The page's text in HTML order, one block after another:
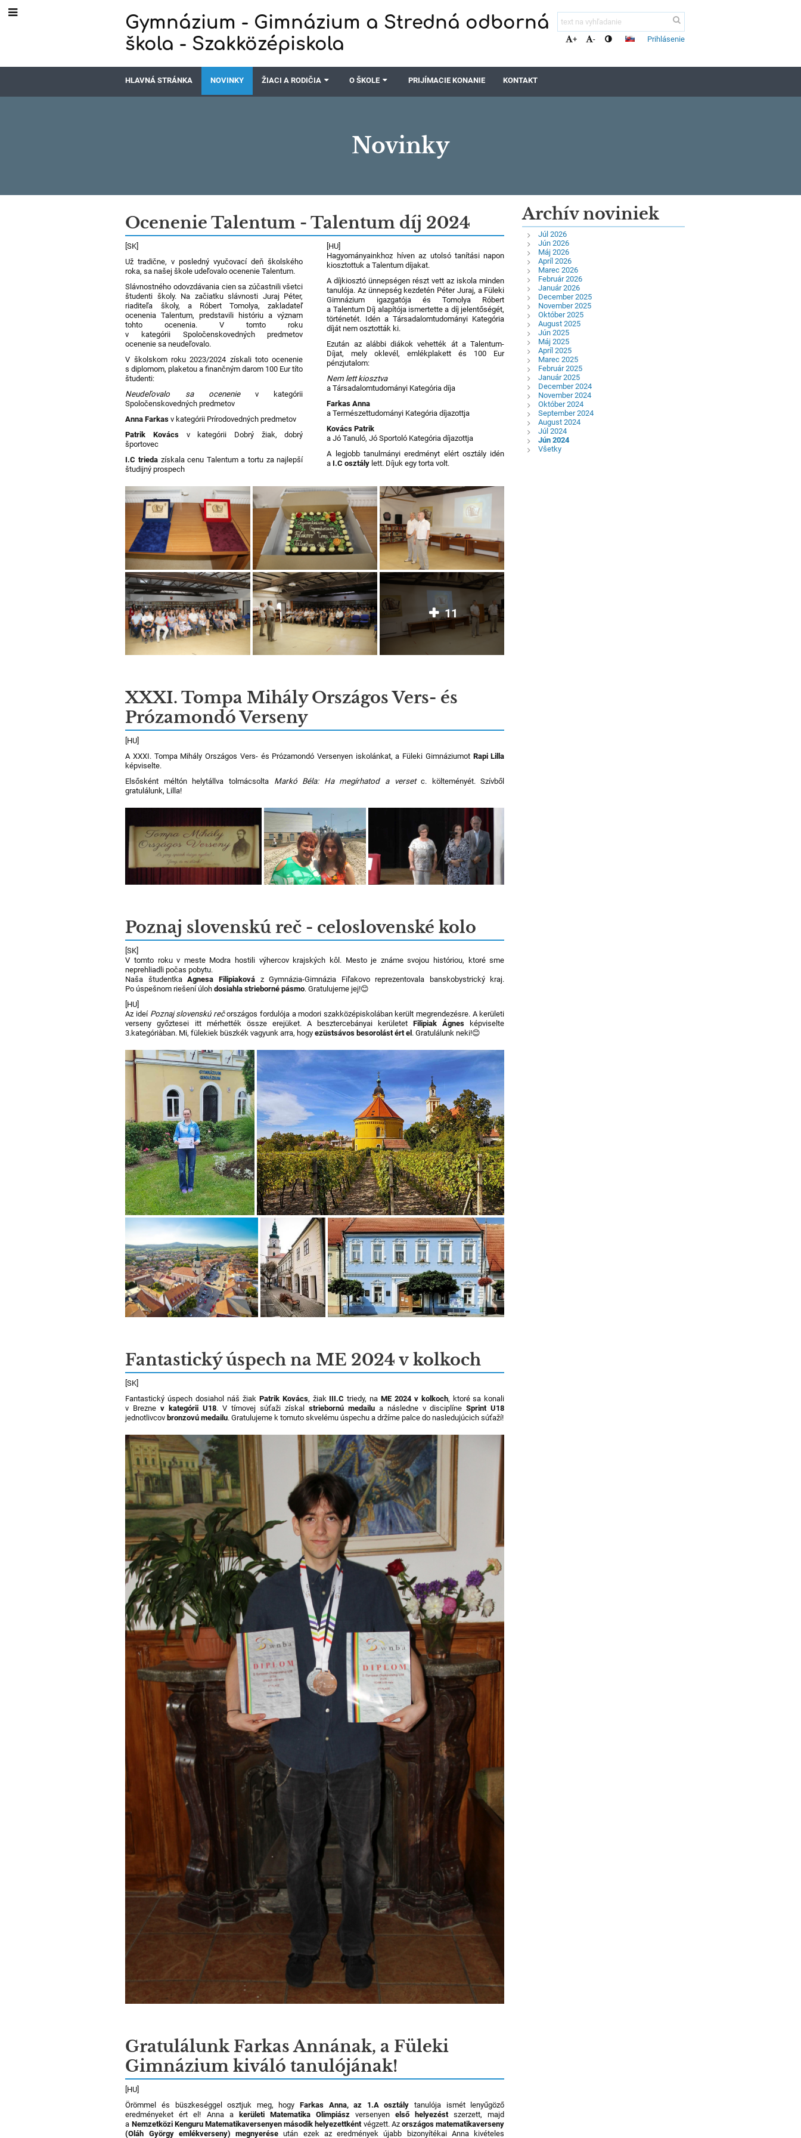
Gymnázium - Gimnázium a Stredná odborná
škola - Szakközépiskola
+ - Prihlásenie
HLAVNÁ STRÁNKA NOVINKY ŽIACI A RODIČIA O ŠKOLE PRIJÍMACIE KONANIE KONTAKT
Novinky
Novinky
Ocenenie Talentum - Talentum díj 2024
[SK]
Už tradične, v posledný vyučovací deň školského
roka, sa našej škole udeľovalo ocenenie Talentum.
Slávnostného odovzdávania cien sa zúčastnili všetci
študenti školy. Na začiatku slávnosti Juraj Péter,
riaditeľa školy, a Róbert Tomolya, zakladateľ
ocenenia Talentum, predstavili históriu a význam
tohto ocenenia. V tomto roku
v kategórii Spoločenskovedných predmetov
ocenenie sa neudeľovalo.
V školskom roku 2023/2024 získali toto ocenenie
s diplomom, plaketou a finančným darom 100 Eur títo
študenti:
Neudeľovalo sa oceneniev kategórii
Spoločenskovedných predmetov
Anna Farkas v kategórii Prírodovedných predmetov
Patrik Kovács v kategórii Dobrý žiak, dobrý
športovec
I.C triedazískala cenu Talentum a tortu za najlepší
študijný prospech
[HU]
Hagyományainkhoz híven az utolsó tanítási napon
kiosztottuk a Talentum díjakat.
A díjkiosztó ünnepségen részt vett az iskola minden
tanulója. Az ünnepség kezdetén Péter Juraj, a Füleki
Gimnázium igazgatója és Tomolya Róbert
a Talentum Díj alapítója ismertette a díj jelentőségét,
történetét. Idén a Társadalomtudományi Kategória
díját nem osztották ki.
Ezután az alábbi diákok vehették át a Talentum-
Díjat, mely oklevél, emlékplakett és 100 Eur
pénzjutalom:
Nem lett kiosztva
a Társadalomtudományi Kategória díja
Farkas Anna
a Természettudományi Kategória díjazottja
Kovács Patrik
a Jó Tanuló, Jó Sportoló Kategória díjazottja
A legjobb tanulmányi eredményt elért osztály idén
a I.C osztály lett. Díjuk egy torta volt.
11
XXXI. Tompa Mihály Országos Vers- és
Prózamondó Verseny
[HU]
A XXXI. Tompa Mihály Országos Vers- és Prózamondó Versenyen iskolánkat, a Füleki Gimnáziumot Rapi Lilla
képviselte.
Elsősként méltón helytállva tolmácsolta Markó Béla: Ha megírhatod a versetc. költeményét. Szívből
gratulálunk, Lilla!
Poznaj slovenskú reč - celoslovenské kolo
[SK]
V tomto roku v meste Modra hostili výhercov krajských kôl. Mesto je známe svojou históriou, ktoré sme
neprehliadli počas pobytu.
Naša študentkaAgnesa Filipiaková z Gymnázia-Gimnázia Fiľakovo reprezentovala banskobystrický kraj.
Po úspešnom riešení úlohdosiahla strieborné pásmo. Gratulujeme jej!😊
[HU]
Az ideí Poznaj slovenskú rečországos fordulója a modori szakközépiskolában került megrendezésre. A kerületi
verseny győztesei itt mérhették össze erejüket. A besztercebányai kerületetFilipiak Ágnes képviselte
3.kategóriàban. Mi, fülekiek büszkék vagyunk arra, hogyezüstsávos besorolást ért el. Gratulálunk neki!😊
Fantastický úspech na ME 2024 v kolkoch
[SK]
Fantastický úspech dosiahol náš žiak Patrik Kovács, žiak III.C triedy, naME 2024 v kolkoch, ktoré sa konali
v Breznev kategórii U18. V tímovej súťaži získal striebornú medailua následne v disciplíneSprint U18
jednotlivcov bronzovú medailu. Gratulujeme k tomuto skvelému úspechu a držíme palce do nasledujúcich súťaží!
Gratulálunk Farkas Annának, a Füleki
Gimnázium kiváló tanulójának!
[HU]
Örömmel és büszkeséggel osztjuk meg, hogyFarkas Anna, az 1.A osztály tanulója ismét lenyűgöző
eredményeket ért el! Anna a
kerületi Matematika Olimpiászversenyenelső helyezéstszerzett, majd
a Nemzetközi Kenguru Matematikaversenyen második helyezettkéntvégzett. Azországos matematikaverseny
(Oláh György emlékverseny) megnyerése után ezek az eredmények újabb bizonyítékai Anna kivételes
Archív noviniek
Júl 2026
Jún 2026
Máj 2026
Apríl 2026
Marec 2026
Február 2026
Január 2026
December 2025
November 2025
Október 2025
August 2025
Jún 2025
Máj 2025
Apríl 2025
Marec 2025
Február 2025
Január 2025
December 2024
November 2024
Október 2024
September 2024
August 2024
Júl 2024
Jún 2024
Všetky